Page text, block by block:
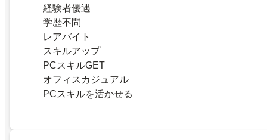
経験者優遇
学歴不問
レアバイト
スキルアップ
PCスキルGET
オフィスカジュアル
PCスキルを活かせる